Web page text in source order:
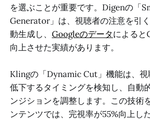
を選ぶことが重要です。Digenの「
Generator」は、視聴者の注意を引
動生成し、 Googleのデータによると
向上させた実績があります。
Klingの「Dynamic Cut」機能は、
低下するタイミングを検知し、自動
ンジションを調整します。この技術
ンテンツでは、完視率が55%向上し